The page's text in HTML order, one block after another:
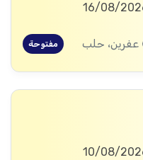
عفرين، حلب مفتوحة